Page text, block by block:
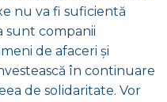
nu va fi suficientă
sunt companii
de afaceri și
în continuare
de solidaritate. Vor